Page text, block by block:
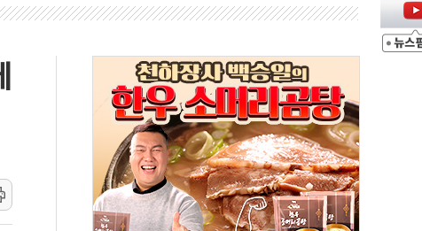
호르무즈 재개방 기대에 강세
간인 '사파리' 공격… 시민들 공포감 극대화 전략
시 주총 기대감에 홀로 상한가…마진 잔액은 사상 최고
버리지 위험수위…숨은 차입이 더 큰 변수"
상…대응 1단계 진압 중
봐야, 경쟁상대 中과 비교해야"
함께하는 '선봉'의 대민 봉사
미사일 1발 발사… 올해 10번째·42일 만 도발